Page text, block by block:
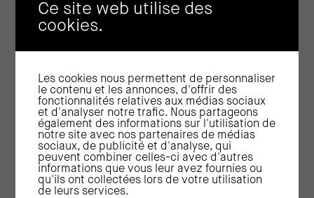
“Quand tout le monde a aidé à éplucher les
pommes, personne ne peut dire que la
tarte a une sale tête !”
mars 2024
Tout secteur
Ce site web utilise des
cookies.
Les cookies nous permettent de personnaliser
le contenu et les annonces, d'offrir des
fonctionnalités relatives aux médias sociaux
et d'analyser notre trafic. Nous partageons
également des informations sur l'utilisation de
notre site avec nos partenaires de médias
sociaux, de publicité et d'analyse, qui
peuvent combiner celles-ci avec d'autres
informations que vous leur avez fournies ou
qu'ils ont collectées lors de votre utilisation
de leurs services.